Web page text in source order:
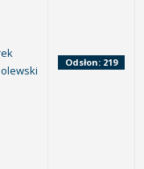
Odsłon: 219